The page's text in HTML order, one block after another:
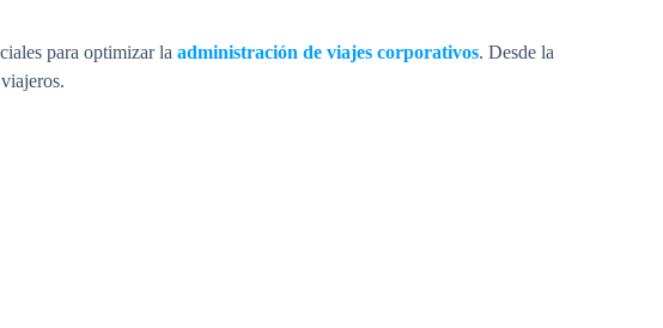
para optimizar la administración de viajes corporativos. Desde la